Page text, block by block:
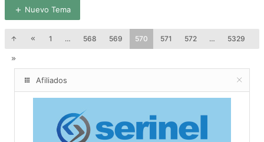
Nuevo Tema
1 … 568 569 570 571 572 … 5329
Afiliados